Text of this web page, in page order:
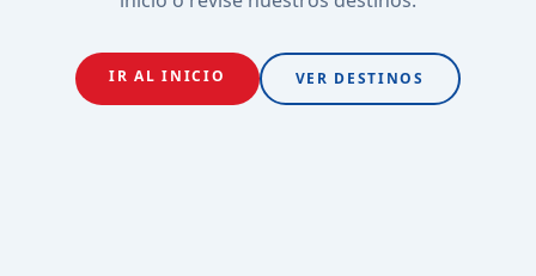
IR AL INICIO VER DESTINOS